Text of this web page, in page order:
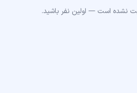
نشده است — اولین نفر باشید.